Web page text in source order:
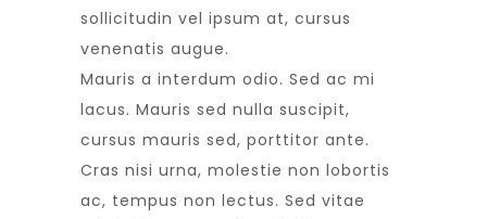
sollicitudin vel ipsum at, cursus
venenatis augue.
Mauris a interdum odio. Sed ac mi
lacus. Mauris sed nulla suscipit,
cursus mauris sed, porttitor ante.
Cras nisi urna, molestie non lobortis
ac, tempus non lectus. Sed vitae